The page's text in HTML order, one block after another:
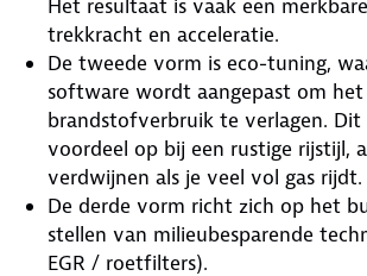
Het resultaat is vaak een
trekkracht en acceleratie.
De tweede vorm is eco-tuning,
software wordt aangepast om het
brandstofverbruik te verlagen.
voordeel op bij een rustige rijstijl,
verdwijnen als je veel vol gas rijdt.
De derde vorm richt zich op het
stellen van milieubesparende
EGR / roetfilters).